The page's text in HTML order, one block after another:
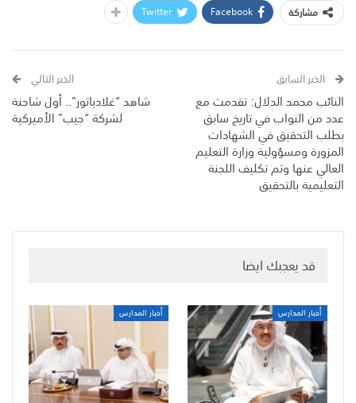
مشاركة
Facebook
Twitter
الخبر السابق
النائب محمد الدلال: تقدمت مع
عدد من النواب في تاريخ سابق
بطلب التحقيق في الشهادات
المزورة ومسؤولية وزارة التعليم
العالي عنها وتم تكليف اللجنة
التعليمية بالتحقيق
الخبر التالي
شاهد “غلادياتور”.. أول شاحنة
لشركة “جيب” الأميركية
قد يعجبك ايضا
أخبار المدارس أخبار المدارس